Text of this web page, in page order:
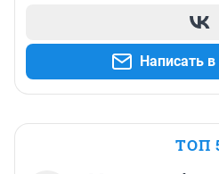
Написать
ТОП